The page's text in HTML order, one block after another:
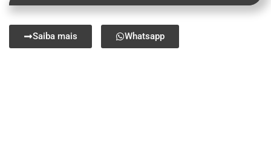
Saiba mais Whatsapp